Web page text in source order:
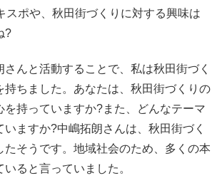
スポや、秋田街づくりに対する興味は
?
さんと活動することで、私は秋田街づく
持ちました。あなたは、秋田街づくりの
を持っていますか?また、どんなテーマ
ますか?中嶋拓朗さんは、秋田街づく
たそうです。地域社会のため、多くの本
ると言っていました。